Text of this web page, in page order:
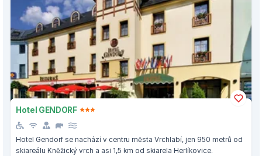
Hotel GENDORF
Hotel Gendorf se nachází v centru města Vrchlabí, jen 950 metrů od
skiareálu Kněžický vrch a asi 1,5 km od skiarela Herlíkovice.